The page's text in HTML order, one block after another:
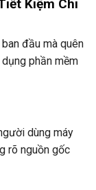
Kiệm Chi
đầu mà quên
phần mềm
dùng máy
rõ nguồn gốc